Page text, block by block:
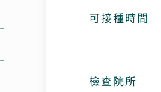
可接種時間
檢查院所